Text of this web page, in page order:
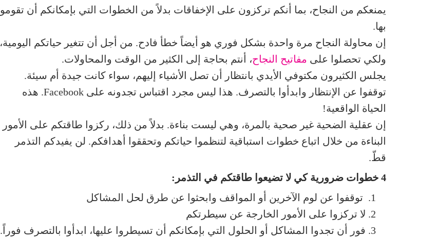
يمنعكم من النجاح، بما أنكم تركزون على الإخفاقات بدلاً من الخطوات التي بإمكانكم أن تقوموا
بها.
إن محاولة النجاح مرة واحدة بشكل فوري هو أيضاً خطأ فادح. من أجل أن تتغير حياتكم اليومية،
ولكي تحصلوا على مفاتيح النجاح، أنتم بحاجة إلى الكثير من الوقت والمحاولات.
يجلس الكثيرون مكتوفي الأيدي بانتظار أن تصل الأشياء إليهم، سواء كانت جيدة أم سيئة.
توقفوا عن الإنتظار وابدأوا بالتصرف. هذا ليس مجرد اقتباس تجدونه على Facebook. هذه
الحياة الواقعية!
إن عقلية الضحية غير صحية بالمرة، وهي ليست بناءة. بدلاً من ذلك، ركزوا طاقتكم على الأمور
البناءة من خلال اتباع خطوات استباقية لتنظموا حياتكم وتحققوا أهدافكم. لن يفيدكم التذمر
قطّ.
4 خطوات ضرورية كي لا تضيعوا طاقتكم في التذمر:
توقفوا عن لوم الآخرين أو المواقف وابحثوا عن طرق لحل المشاكل
لا تركزوا على الأمور الخارجة عن سيطرتكم
فور أن تجدوا المشاكل أو الحلول التي بإمكانكم أن تسيطروا عليها، ابدأوا بالتصرف فوراً.